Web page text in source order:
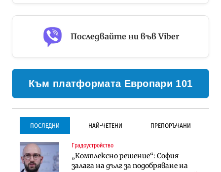
Последвайте ни във Viber
Към платформата Европари 101
ПОСЛЕДНИ НАЙ-ЧЕТЕНИ ПРЕПОРЪЧАНИ
Градоустройство
„Комплексно решение“: София
залага на дълг за подобряване на
Градоустройство
Столична община избра
изпълнител за преместването на
Инфраструктура
Проектирането на тунела под
Петрохан ще върви паралелно с